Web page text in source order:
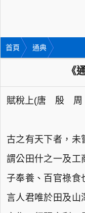
首頁 通典
《
賦稅上(唐 殷
古之有天下者，未
謂公田什之一及工
子奉養、百官祿食
言人君唯於田及山